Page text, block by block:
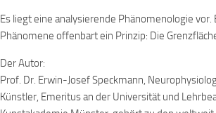
Es liegt eine analysierende Phänomenologie vor.
Phänomene offenbart ein Prinzip: Die
Der Autor:
Prof. Dr. Erwin-Josef Speckmann,
Künstler, Emeritus an der Universität und